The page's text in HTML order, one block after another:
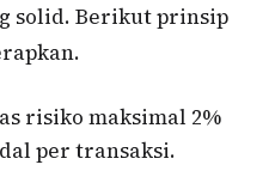
solid. Berikut prinsip
risiko maksimal 2%
per transaksi.